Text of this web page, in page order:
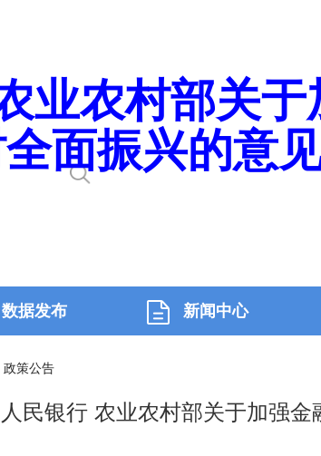
业农村部关
面振兴的意
数据发布 新闻中心
政策公告
民银行 农业农村部关于加强